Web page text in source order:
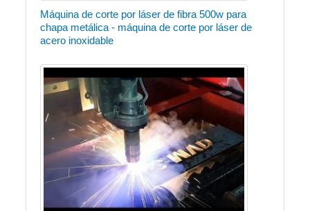
Máquina de corte por láser de fibra 500w para
chapa metálica - máquina de corte por láser de
acero inoxidable